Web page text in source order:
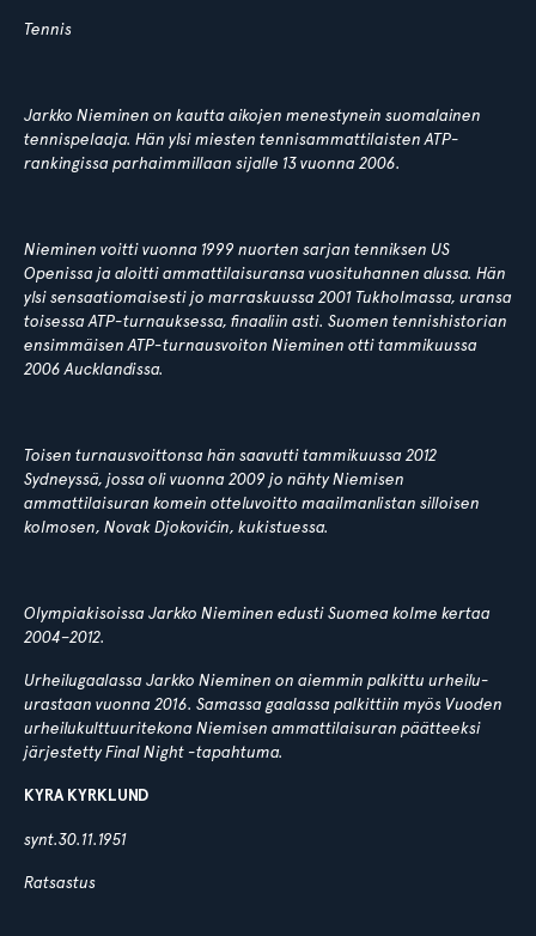
Tennis
Jarkko Nieminen on kautta aikojen menestynein suomalainen
tennispelaaja. Hän ylsi miesten tennisammattilaisten ATP-
rankingissa parhaimmillaan sijalle 13 vuonna 2006.
Nieminen voitti vuonna 1999 nuorten sarjan tenniksen US
Openissa ja aloitti ammattilaisuransa vuosituhannen alussa. Hän
ylsi sensaatiomaisesti jo marraskuussa 2001 Tukholmassa, uransa
toisessa ATP-turnauksessa, finaaliin asti. Suomen tennishistorian
ensimmäisen ATP-turnausvoiton Nieminen otti tammikuussa
2006 Aucklandissa.
Toisen turnausvoittonsa hän saavutti tammikuussa 2012
Sydneyssä, jossa oli vuonna 2009 jo nähty Niemisen
ammattilaisuran komein otteluvoitto maailmanlistan silloisen
kolmosen, Novak Djokovićin, kukistuessa.
Olympiakisoissa Jarkko Nieminen edusti Suomea kolme kertaa
2004–2012.
Urheilugaalassa Jarkko Nieminen on aiemmin palkittu urheilu-
urastaan vuonna 2016. Samassa gaalassa palkittiin myös Vuoden
urheilukulttuuritekona Niemisen ammattilaisuran päätteeksi
järjestetty Final Night -tapahtuma.
KYRA KYRKLUND
synt.30.11.1951
Ratsastus